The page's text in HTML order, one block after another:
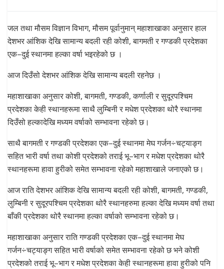
जल तथा मौसम विज्ञान विभाग, मौसम पूर्वानुमान् महाशाखाका अनुसार हाल
देशभर आंशिक देखि सामान्य बदली रही कोशी, बागमती र गण्डकी प्रदेशका
एक–दुई स्थानमा हल्का वर्षा भइरहेको छ ।
आज दिउँसो देशभर आंशिक देखि सामान्य बदली रहनेछ ।
महाशाखाका अनुसार कोशी, बागमती, गण्डकी, कर्णाली र सुदूरपश्चिम
प्रदेशका केही स्थानहरूमा साथै लुम्बिनी र मधेश प्रदेशका थोरै स्थानमा
दिउँसो हल्कादेखि मध्यम वर्षाको सम्भावना रहेको छ।
साथै बागमती र गण्डकी प्रदेशका एक–दुई स्थानमा मेघ गर्जन÷चट्याङ्ग
सहित भारी वर्षा तथा कोशी प्रदेशको तराई भू–भाग र मधेश प्रदेशका थोरै
स्थानहरूमा हावा हुरीको समेत सम्भावना रहेको महाशाखाले जनाएको छ।
आज राति देशभर आंशिक देखि सामान्य बदली रही कोशी, बागमती, गण्डकी,
लुम्बिनी र सुदूरपश्चिम प्रदेशका थोरै स्थानहरुमा हल्का देखि मध्यम वर्षा तथा
बाँकी प्रदेशका थोरै स्थानमा हल्का वर्षाको सम्भावना रहेको छ।
महाशाखाका अनुसार राति गण्डकी प्रदेशका एक–दुई स्थानमा मेघ
गर्जन÷चट्याङ्ग सहित भारी वर्षाको समेत सम्भावना रहेको छ भने कोशी
प्रदेशको तराई भू–भाग र मधेश प्रदेशका केही स्थानहरूमा हावा हुरीको पनि